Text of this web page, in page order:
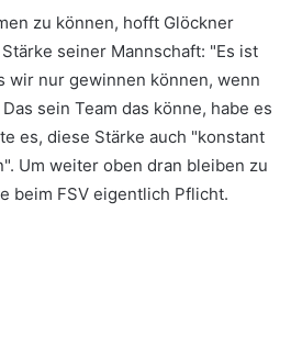
zu können, hofft Glöckner
seiner Mannschaft: "Es ist
wir nur gewinnen können, wenn
sein Team das könne, habe es
es, diese Stärke auch "konstant
Um weiter oben dran bleiben zu
beim FSV eigentlich Pflicht.